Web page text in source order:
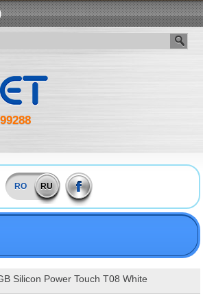
RO RU
Silicon Power Touch T08 White